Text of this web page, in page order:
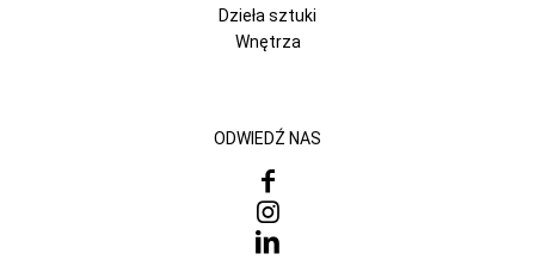
Dzieła sztuki
Wnętrza
ODWIEDŹ NAS